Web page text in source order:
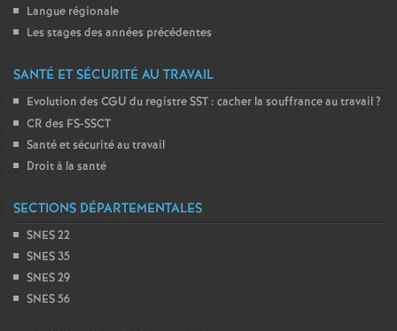
Langue régionale
Les stages des années précédentes
SANTÉ ET SÉCURITÉ AU TRAVAIL
Evolution des CGU du registre SST : cacher la souffrance au travail?
CR des FS-SSCT
Santé et sécurité au travail
Droit à la santé
SECTIONS DÉPARTEMENTALES
SNES 22
SNES 35
SNES 29
SNES 56